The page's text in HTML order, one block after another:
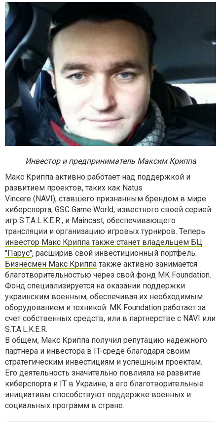
Инвестор и предприниматель Максим Криппа
Макс Криппа активно работает над поддержкой и
развитием проектов, таких как Natus
Vincere (NAVI), ставшего признанным брендом в мире
киберспорта, GSC Game World, известного своей серией
игр S.T.A.L.K.E.R., и Maincast, обеспечивающего
трансляции и организацию игровых турниров. Теперь
инвестор Макс Криппа также станет владельцем БЦ
"Парус", расширив свой инвестиционный портфель.
Бизнесмен Макс Криппа также активно занимается
благотворительностью через свой фонд MK Foundation.
Фонд специализируется на оказании поддержки
украинским военным, обеспечивая их необходимым
оборудованием и техникой. MK Foundation работает за
счет собственных средств, или в партнерстве с NAVI или
S.T.A.L.K.E.R.
В общем, Макс Криппа получил репутацию надежного
партнера и инвестора в IT-среде благодаря своим
стратегическим инвестициям и успешным проектам.
Его деятельность значительно повлияла на развитие
киберспорта и IT в Украине, а его благотворительные
инициативы способствуют поддержке военных и
социальных программ в стране.